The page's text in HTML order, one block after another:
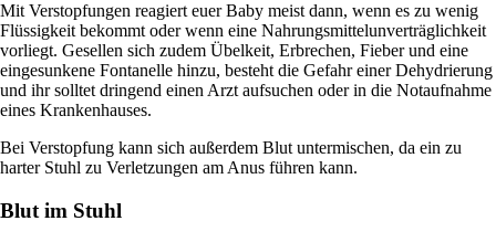
Mit Verstopfungen reagiert euer Baby meist dann, wenn es zu wenig
Flüssigkeit bekommt oder wenn eine Nahrungsmittelunverträglichkeit
vorliegt. Gesellen sich zudem Übelkeit, Erbrechen, Fieber und eine
eingesunkene Fontanelle hinzu, besteht die Gefahr einer Dehydrierung
und ihr solltet dringend einen Arzt aufsuchen oder in die Notaufnahme
eines Krankenhauses.
Bei Verstopfung kann sich außerdem Blut untermischen, da ein zu
harter Stuhl zu Verletzungen am Anus führen kann.
Blut im Stuhl